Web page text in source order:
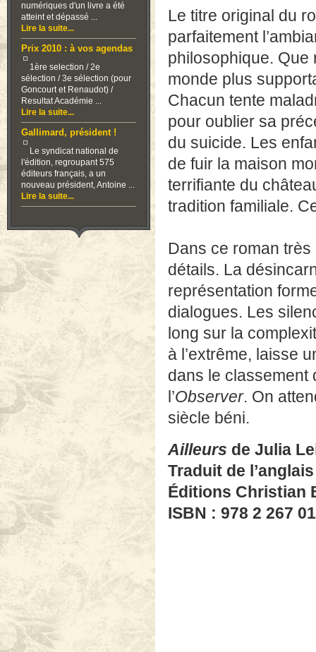
numériques d'un livre a été
atteint et dépassé ...
Lire la suite...
Prix 2010 : à vos agendas
1ère selection / 2e
sélection / 3e sélection (pour
Goncourt et Renaudot) /
Resultat Académie ...
Lire la suite...
Gallimard, président !
Le syndicat national de
l'édition, regroupant 575
éditeurs français, a un
nouveau président, Antoine ...
Lire la suite...
Le titre original du
parfaitement
philosophique. Que
monde plus
Chacun tente
pour oublier sa
du suicide. Les
de fuir la maison
terrifiante du
tradition familiale.
Dans ce roman très
détails. La
représentation
dialogues. Les
long sur la
à l’extrême, laisse
dans le classement
l’Observer. On
siècle béni.
Ailleurs de Julia
Traduit de
Éditions Christian
ISBN : 978 2 267